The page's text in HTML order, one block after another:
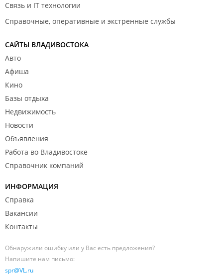
Связь и IT технологии
Справочные, оперативные и экстренные службы
САЙТЫ ВЛАДИВОСТОКА
Авто
Афиша
Кино
Базы отдыха
Недвижимость
Новости
Объявления
Работа во Владивостоке
Справочник компаний
ИНФОРМАЦИЯ
Справка
Вакансии
Контакты
Обнаружили ошибку или у Вас есть предложения?
Напишите нам письмо:
spr@VL.ru